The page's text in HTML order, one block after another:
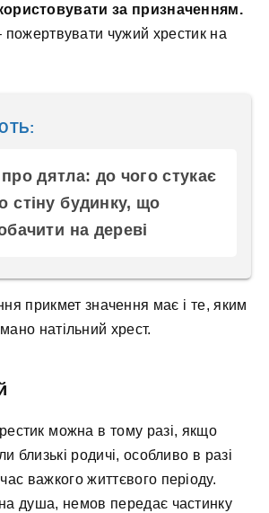
за призначенням.
пожертвувати чужий хрестик на
дятла: до чого стукає
стіну будинку, що
на дереві
прикмет значення має і те, яким
натільний хрест.
можна в тому разі, якщо
близькі родичі, особливо в разі
важкого життєвого періоду.
душа, немов передає частинку